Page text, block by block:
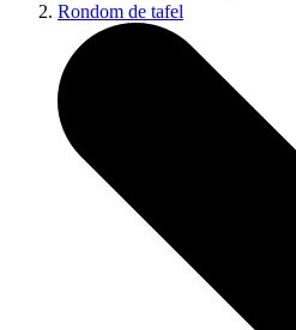
Rondom de tafel